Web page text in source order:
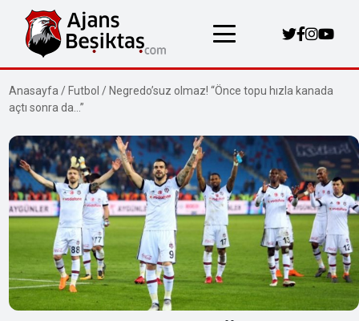
Anasayfa / Futbol / Negredo’suz olmaz! “Önce topu hızla kanada
açtı sonra da…”